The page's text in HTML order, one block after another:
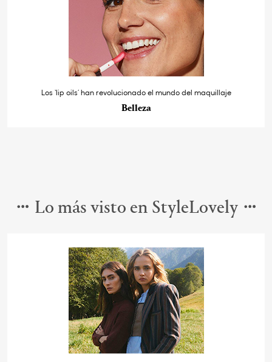
Los ‘lip oils’ han revolucionado el mundo del maquillaje
Belleza
Lo más visto en StyleLovely